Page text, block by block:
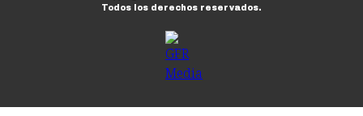
Todos los derechos reservados.